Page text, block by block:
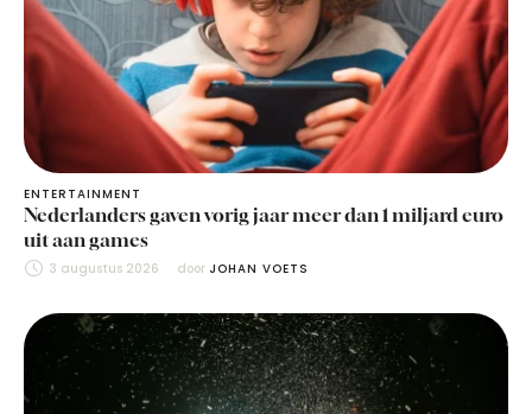
ENTERTAINMENT
Nederlanders gaven vorig jaar meer dan 1 miljard euro
uit aan games
3 augustus 2026 door JOHAN VOETS